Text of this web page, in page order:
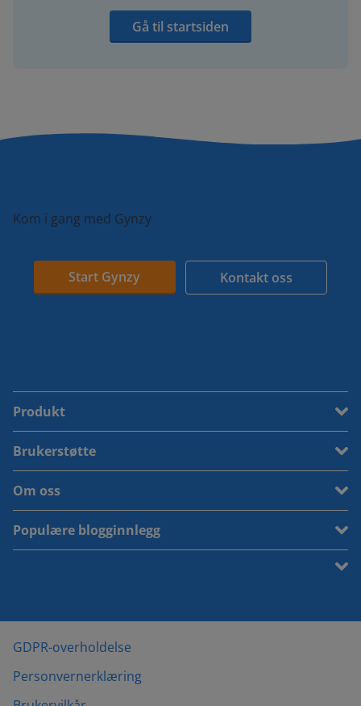
Gå til startsiden
Kom i gang med Gynzy
Start Gynzy Kontakt oss
Produkt
Brukerstøtte
Om oss
Populære blogginnlegg
GDPR-overholdelse
Personvernerklæring